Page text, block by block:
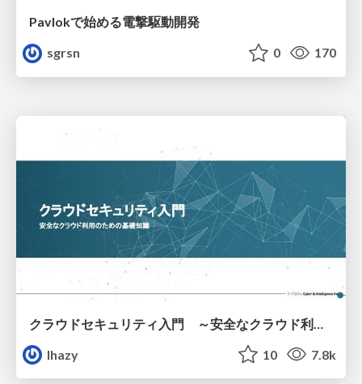
Pavlokで始める電撃駆動開発
sgrsn
0 170
lhazy
10 7.8k